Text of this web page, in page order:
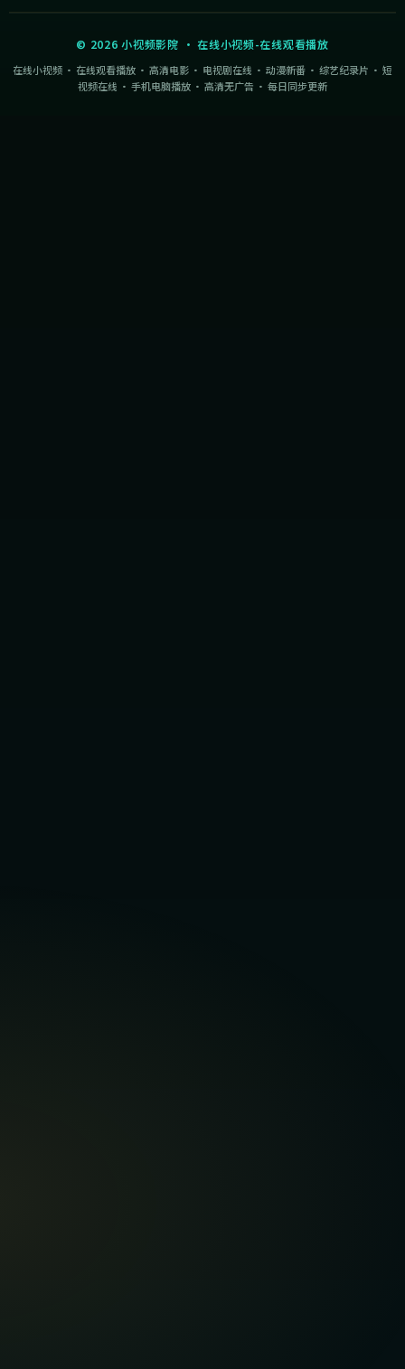
© 2026 小视频影院 ·在线小视频-在线观看播放
在线小视频 · 在线观看播放 · 高清电影 · 电视剧在线 · 动漫新番 · 综艺纪录片 · 短
视频在线 · 手机电脑播放 · 高清无广告 · 每日同步更新